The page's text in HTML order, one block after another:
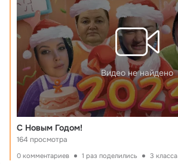
Видео не найдено
С Новым Годом!
164 просмотра
0 комментариев 1 раз поделились 3 класса